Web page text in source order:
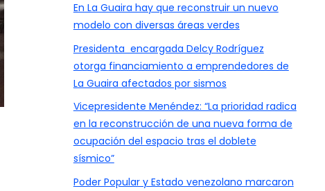
En La Guaira hay que reconstruir un nuevo
modelo con diversas áreas verdes
Presidenta encargada Delcy Rodríguez
otorga financiamiento a emprendedores de
La Guaira afectados por sismos
Vicepresidente Menéndez: “La prioridad radica
en la reconstrucción de una nueva forma de
ocupación del espacio tras el doblete
sísmico”
Poder Popular y Estado venezolano marcaron